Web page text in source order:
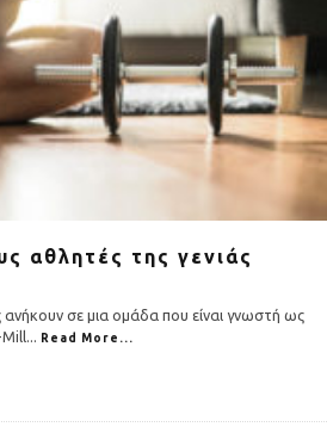
αθλητές της γενιάς
ανήκουν σε μια ομάδα που είναι γνωστή ως
Read More...